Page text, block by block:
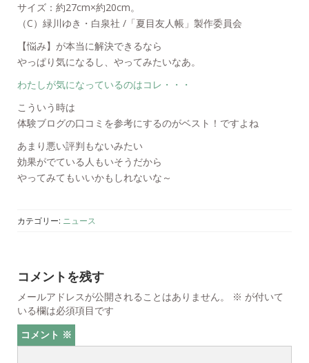
サイズ：約27cm×約20cm。
（C）緑川ゆき・白泉社 /「夏目友人帳」製作委員会
【悩み】が本当に解決できるなら
やっぱり気になるし、やってみたいなあ。
わたしが気になっているのはコレ・・・
こういう時は
体験ブログの口コミを参考にするのがベスト！ですよね
あまり悪い評判もないみたい
効果がでている人もいそうだから
やってみてもいいかもしれないな～
カテゴリー: ニュース
コメントを残す
メールアドレスが公開されることはありません。 ※ が付いて
いる欄は必須項目です
コメント ※